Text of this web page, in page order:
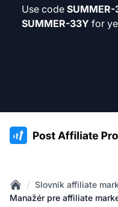
Use code SUMMER-
SUMMER-33Y for
:site.title
Home
/ Slovník affiliate
Manažér pre affiliate